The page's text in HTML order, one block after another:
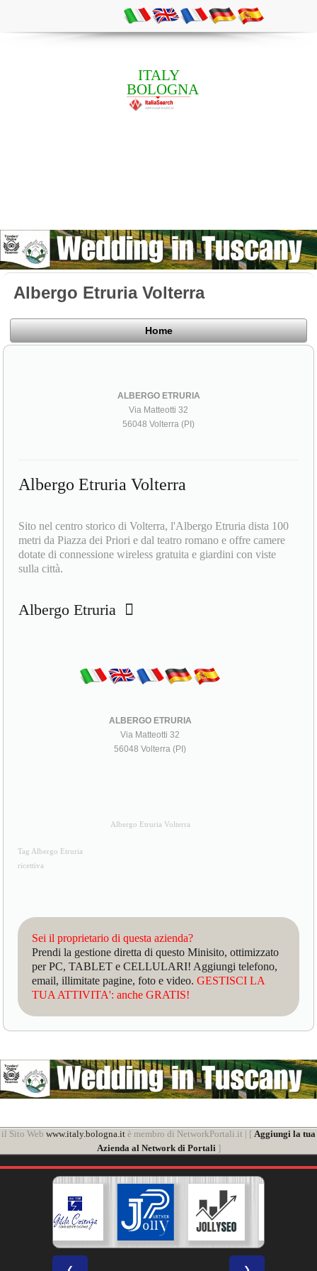
ITALY
BOLOGNA
Albergo Etruria Volterra
Home
ALBERGO ETRURIA
Via Matteotti 32
56048 Volterra (PI)
Albergo Etruria Volterra
Sito nel centro storico di Volterra, l'Albergo Etruria dista 100
metri da Piazza dei Priori e dal teatro romano e offre camere
dotate di connessione wireless gratuita e giardini con viste
sulla città.
Albergo Etruria
ALBERGO ETRURIA
Via Matteotti 32
56048 Volterra (PI)
Albergo Etruria Volterra
Tag Albergo Etruria
ricettiva
Sei il proprietario di questa azienda?
Prendi la gestione diretta di questo Minisito, ottimizzato
per PC, TABLET e CELLULARI! Aggiungi telefono,
email, illimitate pagine, foto e video.GESTISCI LA
TUA ATTIVITA': anche GRATIS!
il Sito Web www.italy.bologna.it è membro di NetworkPortali.it | [ Aggiungi la tua
Azienda al Network di Portali]